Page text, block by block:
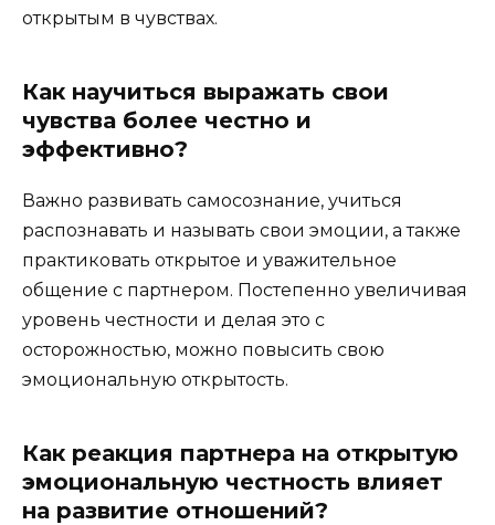
открытым в чувствах.
Как научиться выражать свои
чувства более честно и
эффективно?
Важно развивать самосознание, учиться
распознавать и называть свои эмоции, а также
практиковать открытое и уважительное
общение с партнером. Постепенно увеличивая
уровень честности и делая это с
осторожностью, можно повысить свою
эмоциональную открытость.
Как реакция партнера на открытую
эмоциональную честность влияет
на развитие отношений?